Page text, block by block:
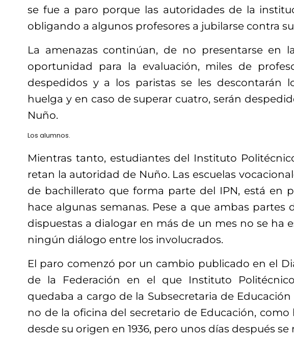
se fue a paro porque las autoridades de la
obligando a algunos profesores a jubilarse contra
La amenazas continúan, de no presentarse en
oportunidad para la evaluación, miles de
despedidos y a los paristas se les descontarán
huelga y en caso de superar cuatro, serán
Nuño.
Los alumnos.
Mientras tanto, estudiantes del Instituto
retan la autoridad de Nuño. Las escuelas
de bachillerato que forma parte del IPN, está en
hace algunas semanas. Pese a que ambas partes
dispuestas a dialogar en más de un mes no se ha
ningún diálogo entre los involucrados.
El paro comenzó por un cambio publicado en el
de la Federación en el que Instituto
quedaba a cargo de la Subsecretaria de Educación
no de la oficina del secretario de Educación, como
desde su origen en 1936, pero unos días después se